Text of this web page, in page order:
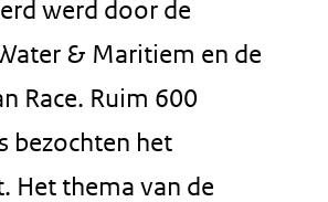
werd door de
& Maritiem en de
Race. Ruim 600
bezochten het
Het thema van de